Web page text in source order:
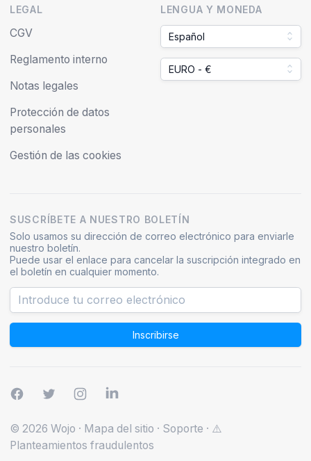
LEGAL
CGV
Reglamento interno
Notas legales
Protección de datos
personales
Gestión de las cookies
LENGUA Y MONEDA
Español
EURO - €
SUSCRÍBETE A NUESTRO BOLETÍN
Solo usamos su dirección de correo electrónico para enviarle
nuestro boletín.
Puede usar el enlace para cancelar la suscripción integrado en
el boletín en cualquier momento.
Inscribirse
© 2026 Wojo · Mapa del sitio · Soporte · ⚠️
Planteamientos fraudulentos